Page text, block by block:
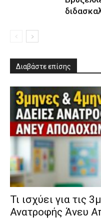
Διαβάστε επίσης
​Τι ισχύει για τις
Ανατροφής Άνευ